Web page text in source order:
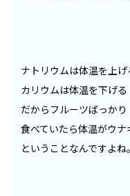
ナトリウムは体温を上げ
カリウムは体温を下げる
だからフルーツばっかり
食べていたら体温がウナ
ということなんですよね。